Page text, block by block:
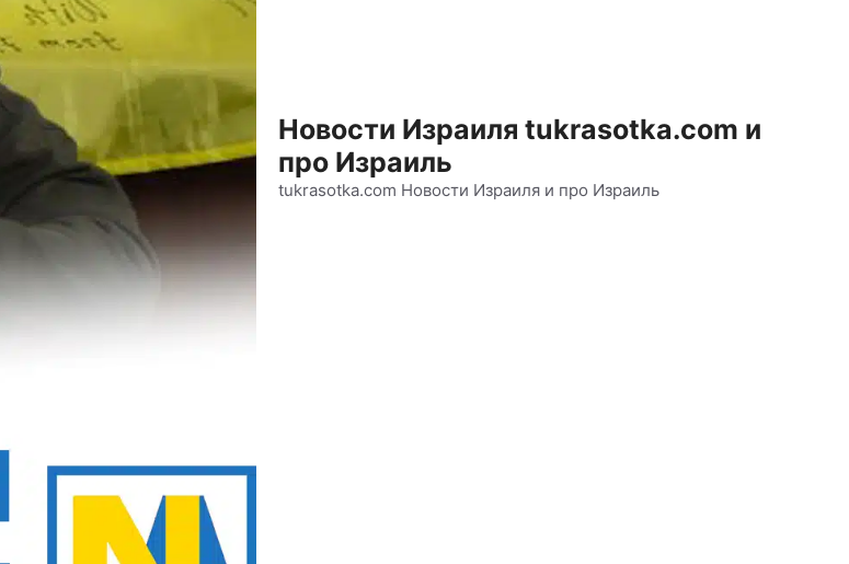
Новости Израиля tukrasotka.com и
про Израиль
tukrasotka.com Новости Израиля и про Израиль